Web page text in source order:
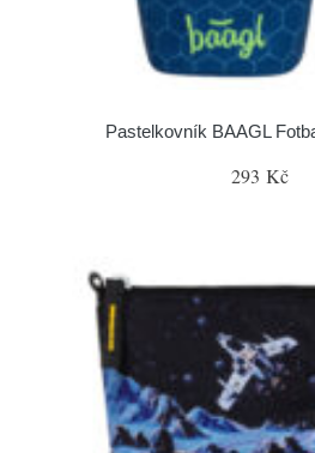
Pastelkovník BAAGL
293 Kč